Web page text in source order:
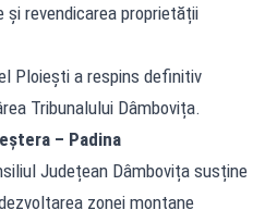
revendicarea proprietății
Ploiești a respins definitiv
Tribunalului Dâmbovița.
– Padina
Județean Dâmbovița susține
zonei montane